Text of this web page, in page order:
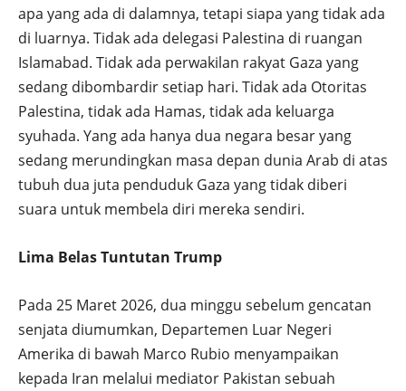
apa yang ada di dalamnya, tetapi siapa yang tidak ada
di luarnya. Tidak ada delegasi Palestina di ruangan
Islamabad. Tidak ada perwakilan rakyat Gaza yang
sedang dibombardir setiap hari. Tidak ada Otoritas
Palestina, tidak ada Hamas, tidak ada keluarga
syuhada. Yang ada hanya dua negara besar yang
sedang merundingkan masa depan dunia Arab di atas
tubuh dua juta penduduk Gaza yang tidak diberi
suara untuk membela diri mereka sendiri.
Lima Belas Tuntutan Trump
Pada 25 Maret 2026, dua minggu sebelum gencatan
senjata diumumkan, Departemen Luar Negeri
Amerika di bawah Marco Rubio menyampaikan
kepada Iran melalui mediator Pakistan sebuah